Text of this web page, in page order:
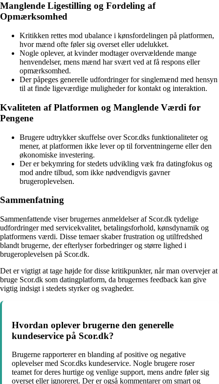
Manglende Ligestilling og Fordeling af
Opmærksomhed
Kritikken rettes mod ubalance i kønsfordelingen på platformen,
hvor mænd ofte føler sig overset eller udelukket.
Nogle oplever, at kvinder modtager overvældende mange
henvendelser, mens mænd har svært ved at få respons eller
opmærksomhed.
Der påpeges generelle udfordringer for singlemænd med hensyn
til at finde ligeværdige muligheder for kontakt og interaktion.
Kvaliteten af Platformen og Manglende Værdi for
Pengene
Brugere udtrykker skuffelse over Scor.dks funktionaliteter og
mener, at platformen ikke lever op til forventningerne eller den
økonomiske investering.
Der er bekymring for stedets udvikling væk fra datingfokus og
mod andre tilbud, som ikke nødvendigvis gavner
brugeroplevelsen.
Sammenfatning
Sammenfattende viser brugernes anmeldelser af Scor.dk tydelige
udfordringer med servicekvalitet, betalingsforhold, kønsdynamik og
platformens værdi. Disse temaer skaber frustration og utilfredshed
blandt brugerne, der efterlyser forbedringer og større lighed i
brugeroplevelsen på Scor.dk.
Det er vigtigt at tage højde for disse kritikpunkter, når man overvejer at
bruge Scor.dk som datingplatform, da brugernes feedback kan give
vigtig indsigt i stedets styrker og svagheder.
Hvordan oplever brugerne den generelle
kundeservice på Scor.dk?
Brugerne rapporterer en blanding af positive og negative
oplevelser med Scor.dks kundeservice. Nogle brugere roser
teamet for deres hurtige og venlige support, mens andre føler sig
overset eller ignoreret. Der er også kommentarer om smart og